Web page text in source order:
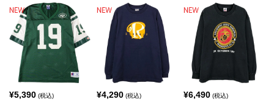
¥5,390 (税込) ¥4,290(税込) ¥6,490 (税込)